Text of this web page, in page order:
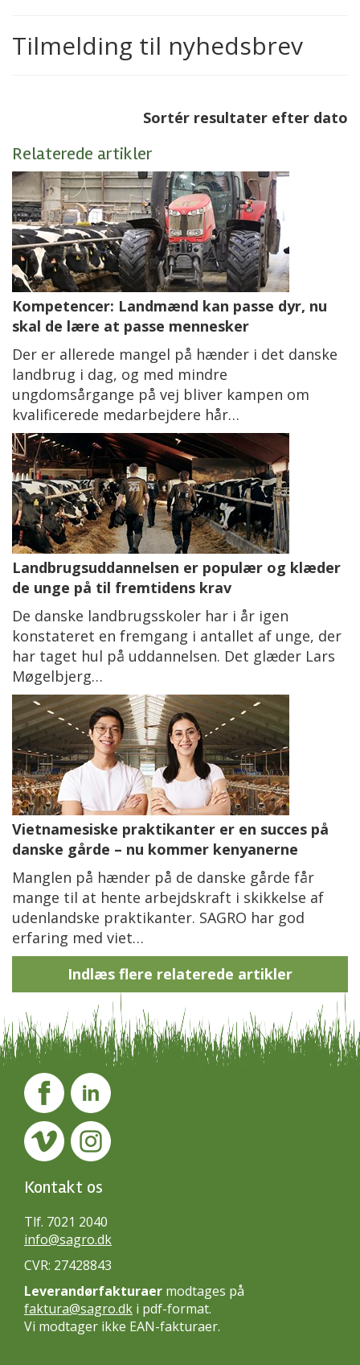
Tilmelding til nyhedsbrev
Sortér resultater efter dato
Relaterede artikler
Kompetencer: Landmænd kan passe dyr, nu
skal de lære at passe mennesker
Der er allerede mangel på hænder i det danske
landbrug i dag, og med mindre
ungdomsårgange på vej bliver kampen om
kvalificerede medarbejdere hår…
Landbrugsuddannelsen er populær og klæder
de unge på til fremtidens krav
De danske landbrugsskoler har i år igen
konstateret en fremgang i antallet af unge, der
har taget hul på uddannelsen. Det glæder Lars
Møgelbjerg…
Vietnamesiske praktikanter er en succes på
danske gårde – nu kommer kenyanerne
Manglen på hænder på de danske gårde får
mange til at hente arbejdskraft i skikkelse af
udenlandske praktikanter. SAGRO har god
erfaring med viet…
Indlæs flere relaterede artikler
Kontakt os
Tlf. 7021 2040
info@sagro.dk
CVR: 27428843
Leverandørfakturaer modtages på
faktura@sagro.dk i pdf-format.
Vi modtager ikke EAN-fakturaer.